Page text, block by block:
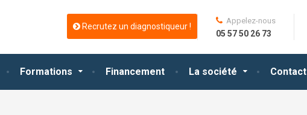
Formations Financement La société Contact
Recrutez un diagnostiqueur !
Appelez-nous
05 57 50 26 73